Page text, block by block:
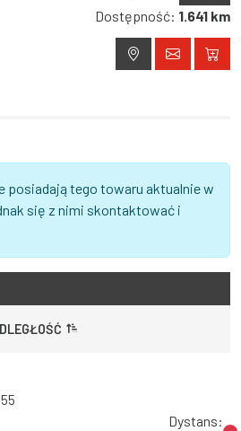
Dostępność: 1.641 km
posiadają tego towaru aktualnie w
się z nimi skontaktować i
Dystans: